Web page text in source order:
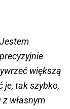
większą
je, tak szybko,
własnym